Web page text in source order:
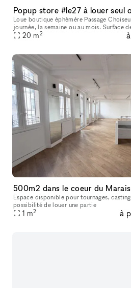
Popup store #le27 à louer seul
Loue boutique éphémère Passage
journée, la semaine ou au mois. Surface de vente : 20m2 Sous-Sol de
19m2 avec point d’eau, toilette et
20 m2
500m2 dans le coeur du Marais
Espace disponible pour tournages,
possibilité de louer une partie
1 m2 à